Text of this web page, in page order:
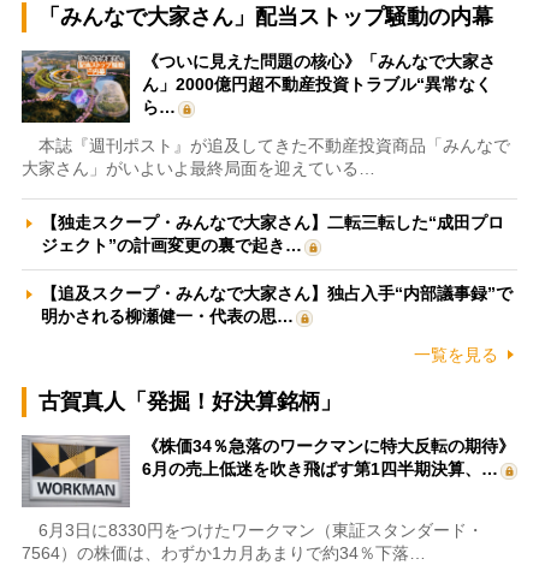
「みんなで大家さん」配当ストップ騒動の内幕
《ついに見えた問題の核心》「みんなで大家さ
ん」2000億円超不動産投資トラブル“異常なく
ら…
本誌『週刊ポスト』が追及してきた不動産投資商品「みんなで
大家さん」がいよいよ最終局面を迎えている…
【独走スクープ・みんなで大家さん】二転三転した“成田プロ
ジェクト”の計画変更の裏で起き…
【追及スクープ・みんなで大家さん】独占入手“内部議事録”で
明かされる柳瀬健一・代表の思…
一覧を見る
古賀真人「発掘！好決算銘柄」
《株価34％急落のワークマンに特大反転の期待》
6月の売上低迷を吹き飛ばす第1四半期決算、…
6月3日に8330円をつけたワークマン（東証スタンダード・
7564）の株価は、わずか1カ月あまりで約34％下落…